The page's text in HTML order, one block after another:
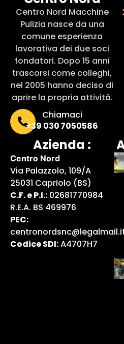
Centro Nord Macchine
Pulizia nasce da una
comune esperienza
lavorativa dei due soci
fondatori. Dopo 15 anni
trascorsi come colleghi,
nel 2005 hanno deciso di
aprire la propria attività.
Chiamaci
+39 030 7050586
Azienda :
Centro Nord
Via Palazzolo, 109/A
25031 Capriolo (BS)
C.F. e P.I.: 02681770984
R.E.A. BS 469976
PEC:
Codice SDI:A4707H7